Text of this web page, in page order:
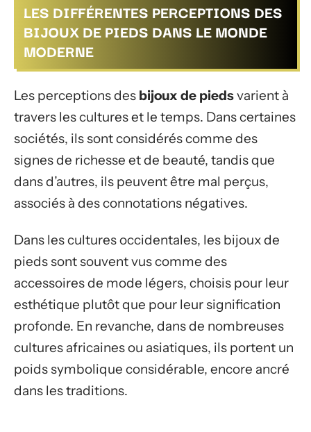
LES DIFFÉRENTES PERCEPTIONS DES
BIJOUX DE PIEDS DANS LE MONDE
MODERNE
Les perceptions des bijoux de piedsvarient à
travers les cultures et le temps. Dans certaines
sociétés, ils sont considérés comme des
signes de richesse et de beauté, tandis que
dans d’autres, ils peuvent être mal perçus,
associés à des connotations négatives.
Dans les cultures occidentales, les bijoux de
pieds sont souvent vus comme des
accessoires de mode légers, choisis pour leur
esthétique plutôt que pour leur signification
profonde. En revanche, dans de nombreuses
cultures africaines ou asiatiques, ils portent un
poids symbolique considérable, encore ancré
dans les traditions.